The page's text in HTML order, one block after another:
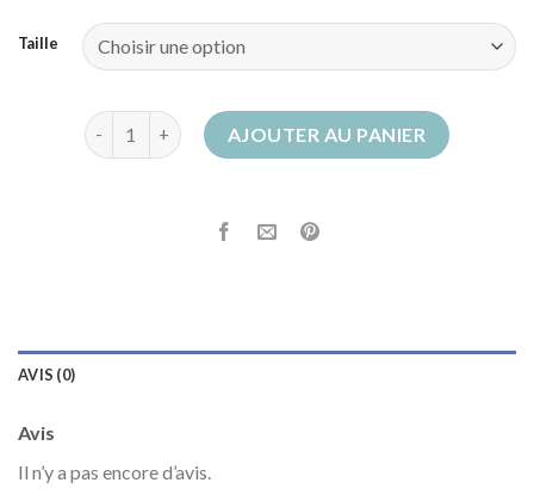
Taille
quantité de bottes femme talon
AJOUTER AU PANIER
AVIS (0)
Avis
Il n’y a pas encore d’avis.